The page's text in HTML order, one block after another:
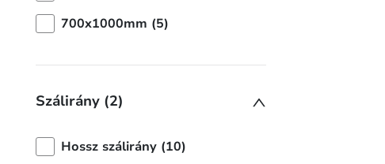
700x1000mm (5)
Szálirány (2)
Hossz szálirány (10)